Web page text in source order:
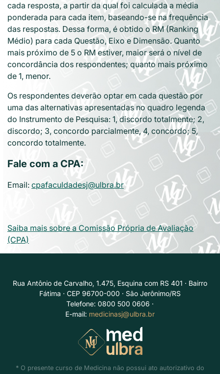
cada resposta, a partir da qual foi calculada a média
ponderada para cada item, baseando-se na frequência
das respostas. Dessa forma, é obtido o RM (Ranking
Médio) para cada Questão, Eixo e Dimensão. Quanto
mais próximo de 5 o RM estiver, maior será o nível de
concordância dos respondentes; quanto mais próximo
de 1, menor.
Os respondentes deverão optar em cada questão por
uma das alternativas apresentadas no quadro legenda
do Instrumento de Pesquisa: 1, discordo totalmente; 2,
discordo; 3, concordo parcialmente, 4, concordo; 5,
concordo totalmente.
Fale com a CPA:
Email: cpafaculdadesj@ulbra.br
Saiba mais sobre a Comissão Própria de Avaliação
(CPA)
Rua Antônio de Carvalho, 1.475, Esquina com RS 401 · Bairro
Fátima · CEP 96700-000 · São Jerônimo/RS
Telefone: 0800 500 0606 ·
E-mail: medicinasj@ulbra.br
* O presente curso de Medicina não possui ato autorizativo do